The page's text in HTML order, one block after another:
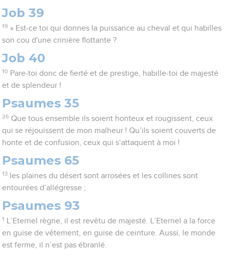
Job 39
19 » Est-ce toi qui donnes la puissance au cheval et qui habilles
son cou d'une crinière flottante ?
Job 40
10 Pare-toi donc de fierté et de prestige, habille-toi de majesté
et de splendeur !
Psaumes 35
26 Que tous ensemble ils soient honteux et rougissent, ceux
qui se réjouissent de mon malheur ! Qu’ils soient couverts de
honte et de confusion, ceux qui s’attaquent à moi !
Psaumes 65
13
les plaines du désert sont arrosées et les collines sont
entourées d’allégresse ;
Psaumes 93
1
L’Eternel règne, il est revêtu de majesté. L’Eternel a la force
en guise de vêtement, en guise de ceinture. Aussi, le monde
est ferme, il n’est pas ébranlé.